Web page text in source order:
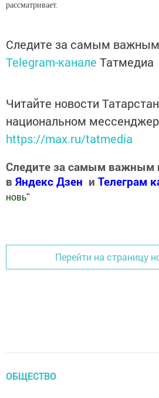
рассматривает.
Следите за самым
Telegram-канале Татмедиа
Читайте новости
национальном
https://max.ru/tatmedia
Следите за самым важным
в Яндекс Дзен и Телеграм
новь"
Перейти на страницу
ОБЩЕСТВО